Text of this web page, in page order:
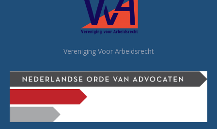
Vereniging Voor Arbeidsrecht